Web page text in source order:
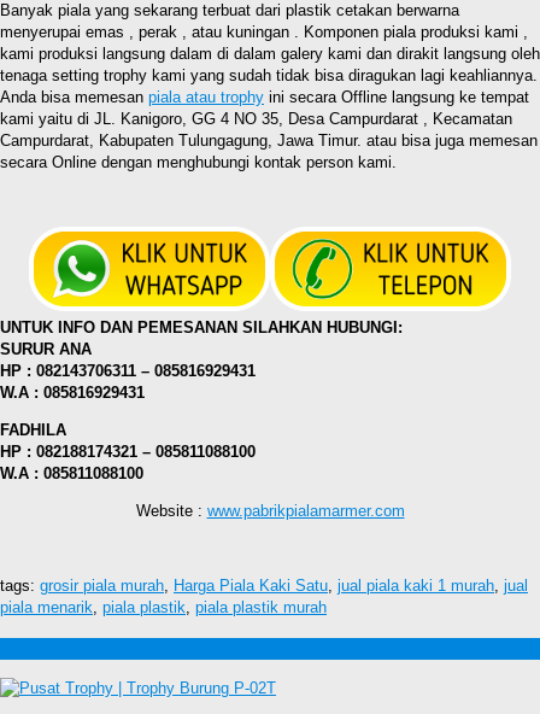
Banyak piala yang sekarang terbuat dari plastik cetakan berwarna
menyerupai emas , perak , atau kuningan . Komponen piala produksi kami ,
kami produksi langsung dalam di dalam galery kami dan dirakit langsung oleh
tenaga setting trophy kami yang sudah tidak bisa diragukan lagi keahliannya.
Anda bisa memesan piala atau trophy ini secara Offline langsung ke tempat
kami yaitu di JL. Kanigoro, GG 4 NO 35, Desa Campurdarat , Kecamatan
Campurdarat, Kabupaten Tulungagung, Jawa Timur. atau bisa juga memesan
secara Online dengan menghubungi kontak person kami.
UNTUK INFO DAN PEMESANAN SILAHKAN HUBUNGI:
SURUR ANA
HP : 082143706311 – 085816929431
W.A : 085816929431
FADHILA
HP : 082188174321 – 085811088100
W.A : 085811088100
Website : www.pabrikpialamarmer.com
tags: grosir piala murah, Harga Piala Kaki Satu, jual piala kaki 1 murah, jual
piala menarik, piala plastik, piala plastik murah